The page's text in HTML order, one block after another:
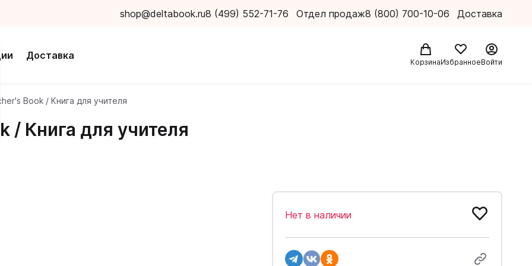
shop@deltabook.ru8 (499) 552-71-76 Отдел продаж8 (800) 700-10-06 Доставка
Доставка
КорзинаИзбранноеВойти
Book / Книга для учителя
/ Книга для учителя
Нет в наличии